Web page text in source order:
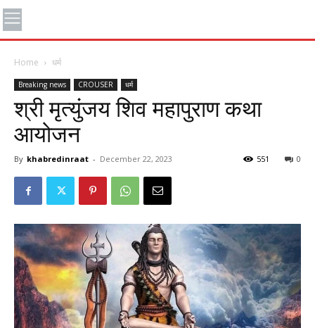
Home धर्म
Breaking news CROUSER धर्म
श्री मृत्युंजय शिव महापुराण कथा
आयोजन
By khabredinraat - December 22, 2023 0
551